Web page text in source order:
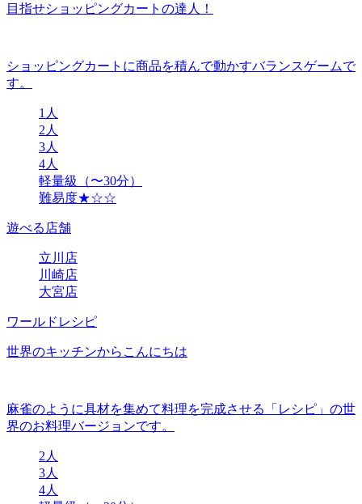
目指せショッピングカートの達人！
ショッピングカートに商品を積んで動かすバランスゲームで
す。
1人
2人
3人
4人
軽量級（〜30分）
難易度★☆☆
遊べる店舗
立川店
川崎店
大宮店
ワールドレシピ
世界のキッチンからこんにちは
麻雀のように具材を集めて料理を完成させる「レシピ」の世
界のお料理バージョンです。
2人
3人
4人